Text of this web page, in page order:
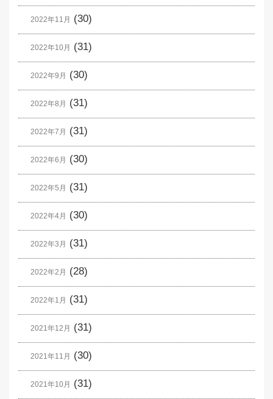
2022年11月 (30)
2022年10月 (31)
2022年9月 (30)
2022年8月 (31)
2022年7月 (31)
2022年6月 (30)
2022年5月 (31)
2022年4月 (30)
2022年3月 (31)
2022年2月 (28)
2022年1月 (31)
2021年12月 (31)
2021年11月 (30)
2021年10月 (31)